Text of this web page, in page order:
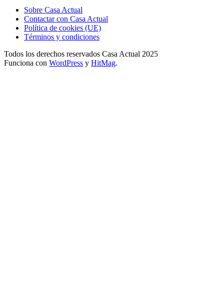
Sobre Casa Actual
Contactar con Casa Actual
Política de cookies (UE)
Términos y condiciones
Todos los derechos reservados Casa Actual 2025
Funciona con WordPress y HitMag.